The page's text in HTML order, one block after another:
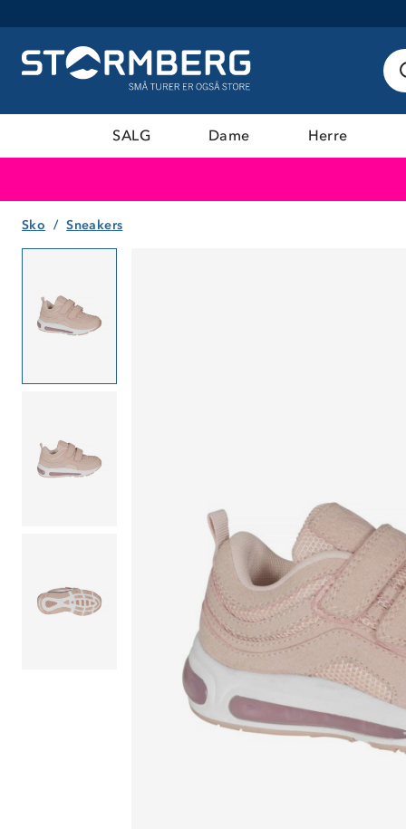
SALG Dame Herre
Sko Sneakers